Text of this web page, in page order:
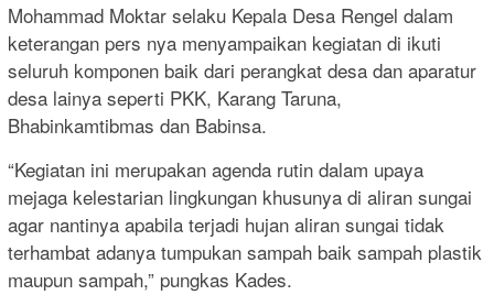
Mohammad Moktar selaku Kepala Desa Rengel dalam
keterangan pers nya menyampaikan kegiatan di ikuti
seluruh komponen baik dari perangkat desa dan aparatur
desa lainya seperti PKK, Karang Taruna,
Bhabinkamtibmas dan Babinsa.
“Kegiatan ini merupakan agenda rutin dalam upaya
mejaga kelestarian lingkungan khusunya di aliran sungai
agar nantinya apabila terjadi hujan aliran sungai tidak
terhambat adanya tumpukan sampah baik sampah plastik
maupun sampah,” pungkas Kades.